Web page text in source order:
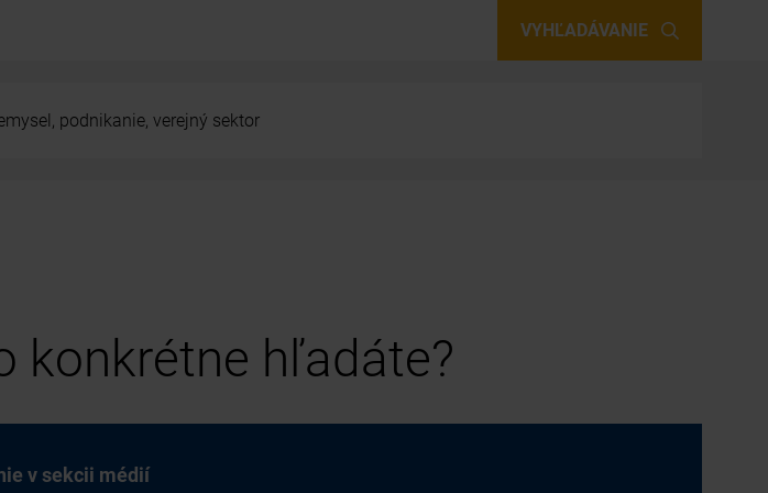
VYHĽADÁVANIE
podnikanie, verejný sektor
konkrétne hľadáte?
v sekcii médií